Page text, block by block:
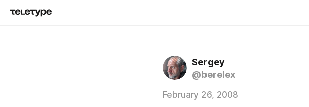
Sergey
@berelex
February 26, 2008